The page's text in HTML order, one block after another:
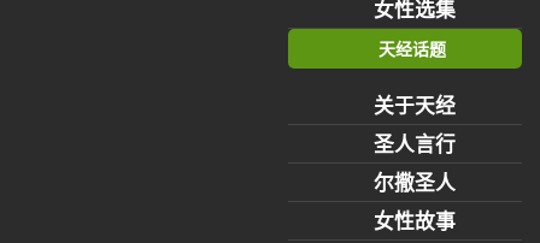
女性选集
天经话题
关于天经
圣人言行
尔撒圣人
女性故事